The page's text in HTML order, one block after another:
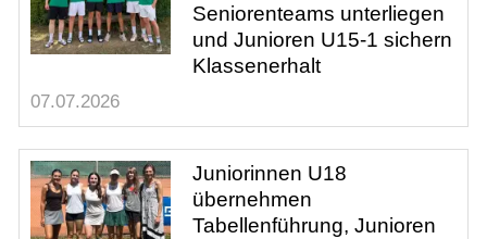
Seniorenteams unterliegen
und Junioren U15-1 sichern
Klassenerhalt
07.07.2026
Juniorinnen U18
übernehmen
Tabellenführung, Junioren